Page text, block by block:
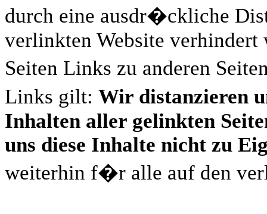
durch eine ausdr�ckliche
verlinkten Website verhindert
Seiten Links zu anderen
Links gilt: Wir distanzieren
Inhalten aller gelinkten
uns diese Inhalte nicht zu
weiterhin f�r alle auf den